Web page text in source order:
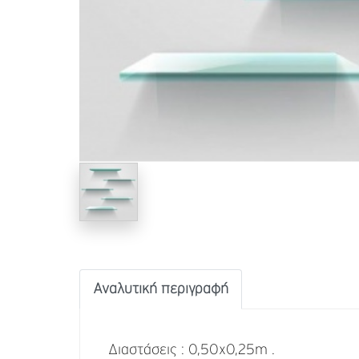
Αναλυτική περιγραφή
Διαστάσεις : 0,50x0,25m .